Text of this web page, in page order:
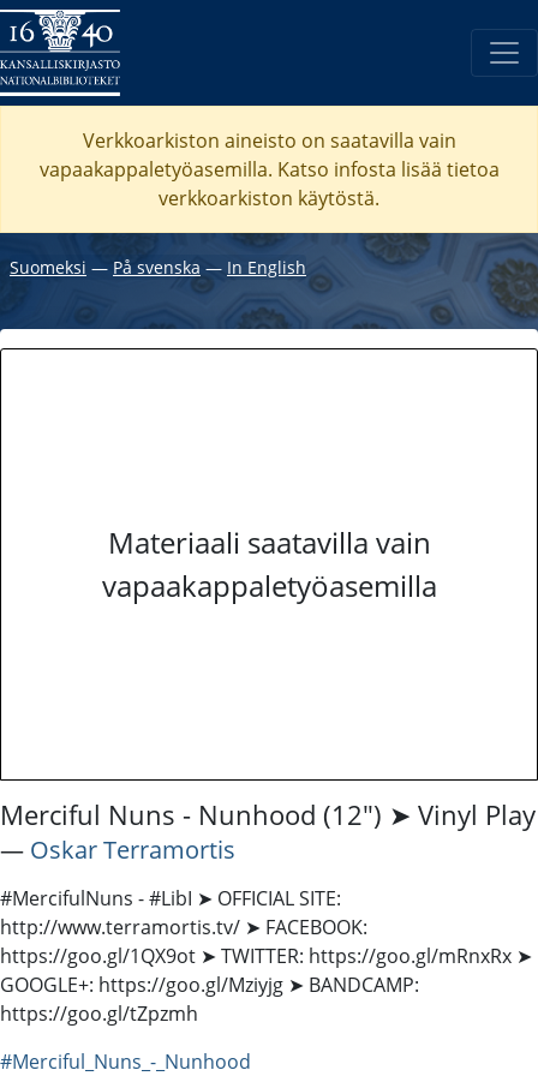
Verkkoarkiston aineisto on saatavilla vain
vapaakappaletyöasemilla. Katso infosta lisää tietoa
verkkoarkiston käytöstä.
Suomeksi ― På svenska ― In English
Materiaali saatavilla vain
vapaakappaletyöasemilla
Merciful Nuns - Nunhood (12") ➤ Vinyl Play
― Oskar Terramortis
#MercifulNuns - #LibI ➤ OFFICIAL SITE:
http://www.terramortis.tv/ ➤ FACEBOOK:
https://goo.gl/1QX9ot ➤ TWITTER: https://goo.gl/mRnxRx ➤
GOOGLE+: https://goo.gl/Mziyjg ➤ BANDCAMP:
https://goo.gl/tZpzmh
#Merciful_Nuns_-_Nunhood